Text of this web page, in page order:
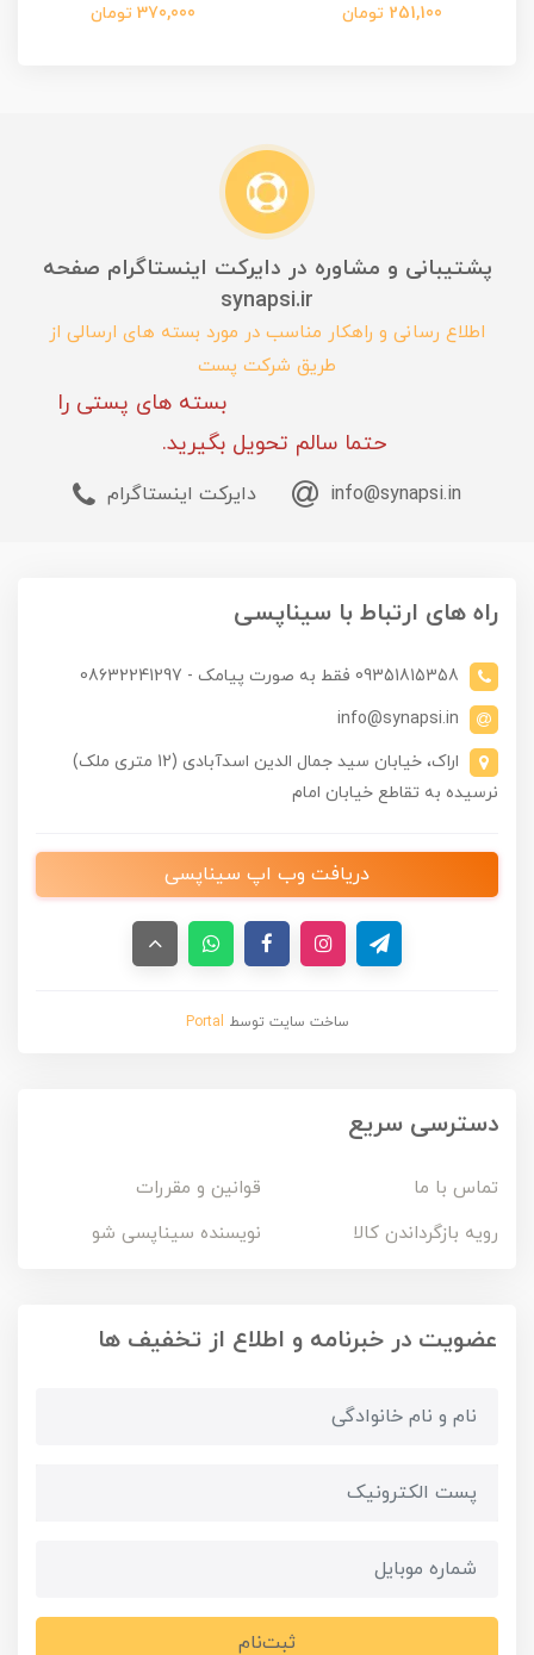
251,100 تومان
370,000 تومان
پشتیبانی و مشاوره در دایرکت اینستاگرام صفحه
synapsi.ir
اطلاع رسانی و راهکار مناسب در مورد بسته های ارسالی از
طریق شرکت پست
بسته های پستی را
حتما سالم تحویل بگیرید.
info@synapsi.in دایرکت اینستاگرام
راه های ارتباط با سیناپسی
09351815358 فقط به صورت پیامک - 08632241297
info@synapsi.in
اراک، خیابان سید جمال الدین اسدآبادی (12 متری ملک)
نرسیده به تقاطع خیابان امام
دریافت وب اپ سیناپسی
ساخت سایت توسط Portal
دسترسی سریع
تماس با ما
قوانین و مقررات
رویه بازگرداندن کالا
نویسنده سیناپسی شو
عضویت در خبرنامه و اطلاع از تخفیف ها
ثبت‌نام